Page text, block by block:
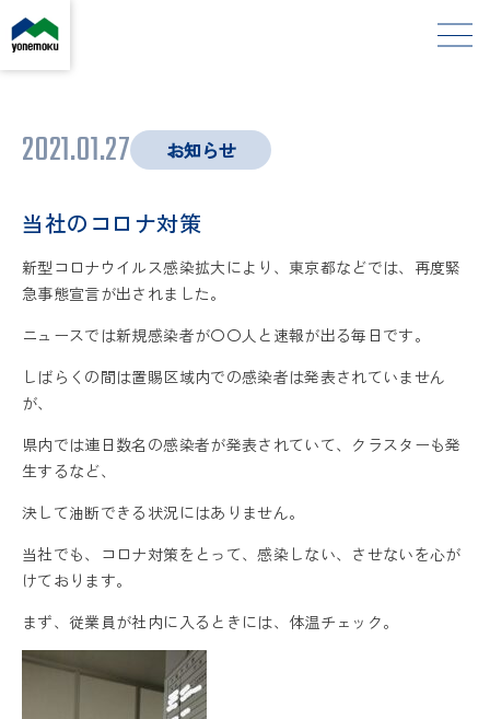
2021.01.27 お知らせ
当社のコロナ対策
新型コロナウイルス感染拡大により、東京都などでは、再度緊
急事態宣言が出されました。
ニュースでは新規感染者が〇〇人と速報が出る毎日です。
しばらくの間は置賜区域内での感染者は発表されていません
が、
県内では連日数名の感染者が発表されていて、クラスターも発
生するなど、
決して油断できる状況にはありません。
当社でも、コロナ対策をとって、感染しない、させないを心が
けております。
まず、従業員が社内に入るときには、体温チェック。